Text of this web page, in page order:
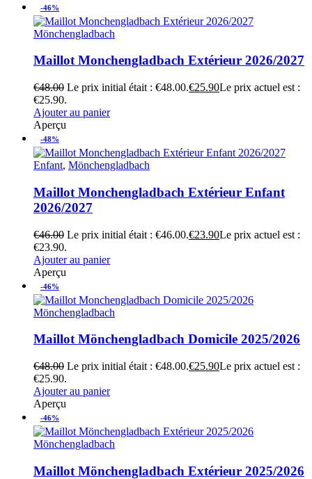
-46%
Mönchengladbach
Maillot Monchengladbach Extérieur 2026/2027
€48.00 Le prix initial était : €48.00.€25.90Le prix actuel est :
€25.90.
Ajouter au panier
Aperçu
-48%
Enfant, Mönchengladbach
Maillot Monchengladbach Extérieur Enfant
2026/2027
€46.00 Le prix initial était : €46.00.€23.90Le prix actuel est :
€23.90.
Ajouter au panier
Aperçu
-46%
Mönchengladbach
Maillot Mönchengladbach Domicile 2025/2026
€48.00 Le prix initial était : €48.00.€25.90Le prix actuel est :
€25.90.
Ajouter au panier
Aperçu
-46%
Mönchengladbach
Maillot Mönchengladbach Extérieur 2025/2026